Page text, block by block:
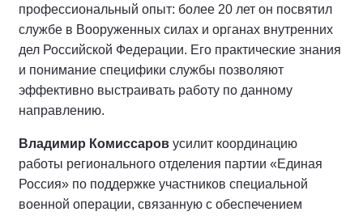
профессиональный опыт: более 20 лет он посвятил
службе в Вооруженных силах и органах внутренних
дел Российской Федерации. Его практические знания
и понимание специфики службы позволяют
эффективно выстраивать работу по данному
направлению.
Владимир Комиссаров усилит координацию
работы регионального отделения партии «Единая
Россия» по поддержке участников специальной
военной операции, связанную с обеспечением